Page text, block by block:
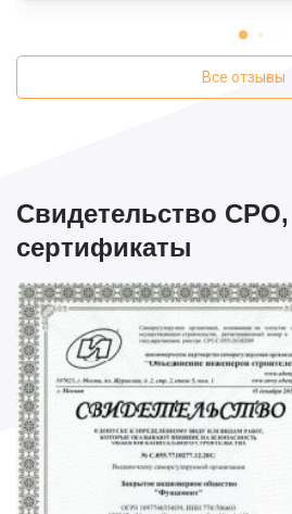
Все отзывы
Свидетельство
сертификаты